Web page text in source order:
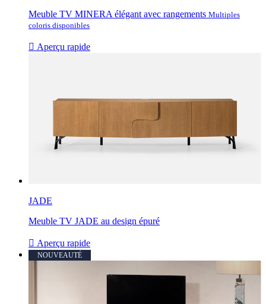
Meuble TV MINERA élégant avec rangements Multiples
coloris disponibles
 Aperçu rapide
JADE
Meuble TV JADE au design épuré
 Aperçu rapide
NOUVEAUTÉ